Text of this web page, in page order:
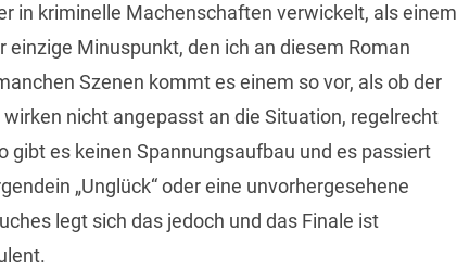
in kriminelle Machenschaften verwickelt, als einem
einzige Minuspunkt, den ich an diesem Roman
Szenen kommt es einem so vor, als ob der
nicht angepasst an die Situation, regelrecht
gibt es keinen Spannungsaufbau und es passiert
„Unglück“ oder eine unvorhergesehene
legt sich das jedoch und das Finale ist